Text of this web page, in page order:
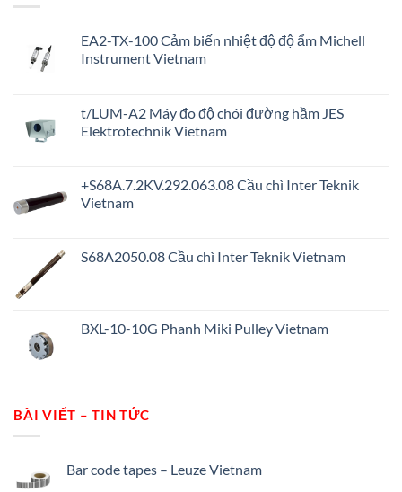
EA2-TX-100 Cảm biến nhiệt độ độ ẩm Michell
Instrument Vietnam
t/LUM-A2 Máy đo độ chói đường hầm JES
Elektrotechnik Vietnam
+S68A.7.2KV.292.063.08 Cầu chì Inter Teknik
Vietnam
S68A2050.08 Cầu chì Inter Teknik Vietnam
BXL-10-10G Phanh Miki Pulley Vietnam
BÀI VIẾT – TIN TỨC
Bar code tapes – Leuze Vietnam